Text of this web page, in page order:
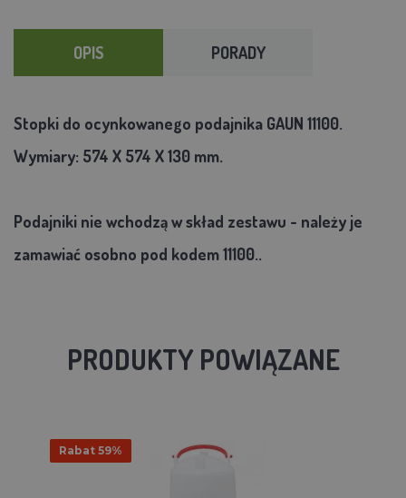
OPIS PORADY
Stopki do ocynkowanego podajnika GAUN 11100.
Wymiary: 574 X 574 X 130 mm.
Podajniki nie wchodzą w skład zestawu - należy je
zamawiać osobno pod kodem 11100..
PRODUKTY POWIĄZANE
Rabat 59%